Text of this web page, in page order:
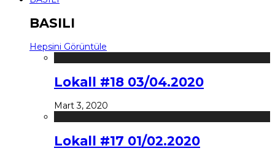
BASILI
Hepsini Görüntüle
Lokall #18 03/04.2020
Mart 3, 2020
Lokall #17 01/02.2020